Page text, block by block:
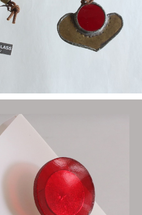
クセサリー】長谷川昌彦／ポニーフック／red
②
¥1,000